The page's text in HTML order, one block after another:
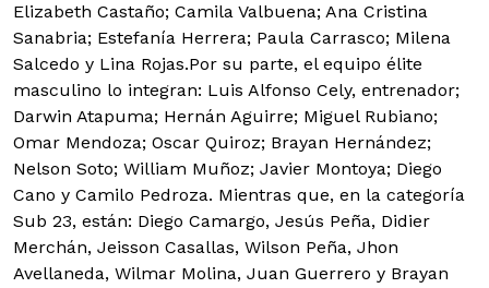
Elizabeth Castaño; Camila Valbuena; Ana Cristina
Sanabria; Estefanía Herrera; Paula Carrasco; Milena
Salcedo y Lina Rojas.Por su parte, el equipo élite
masculino lo integran: Luis Alfonso Cely, entrenador;
Darwin Atapuma; Hernán Aguirre; Miguel Rubiano;
Omar Mendoza; Oscar Quiroz; Brayan Hernández;
Nelson Soto; William Muñoz; Javier Montoya; Diego
Cano y Camilo Pedroza. Mientras que, en la categoría
Sub 23, están: Diego Camargo, Jesús Peña, Didier
Merchán, Jeisson Casallas, Wilson Peña, Jhon
Avellaneda, Wilmar Molina, Juan Guerrero y Brayan